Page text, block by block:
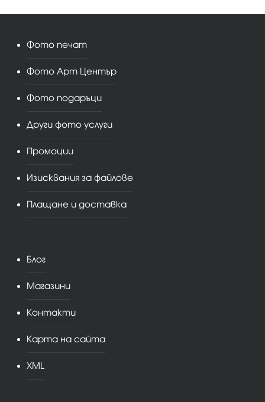
Фото печат
Фото Арт Център
Фото подаръци
Други фото услуги
Промоции
Изисквания за файлове
Плащане и доставка
Блог
Магазини
Контакти
Карта на сайта
XML